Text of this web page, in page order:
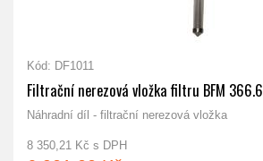
Kód: DF1011
Filtrační nerezová vložka filtru BFM 366.6
Náhradní díl - filtrační nerezová vložka
8 350,21 Kč s DPH